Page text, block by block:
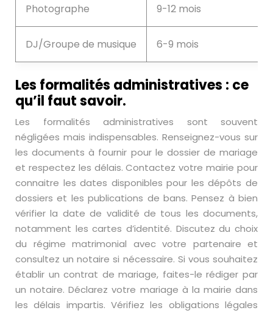
Photographe 9-12 mois
DJ/Groupe de musique 6-9 mois
Les formalités administratives : ce
qu’il faut savoir.
Les formalités administratives sont souvent
négligées mais indispensables. Renseignez-vous sur
les documents à fournir pour le dossier de mariage
et respectez les délais. Contactez votre mairie pour
connaitre les dates disponibles pour les dépôts de
dossiers et les publications de bans. Pensez à bien
vérifier la date de validité de tous les documents,
notamment les cartes d’identité. Discutez du choix
du régime matrimonial avec votre partenaire et
consultez un notaire si nécessaire. Si vous souhaitez
établir un contrat de mariage, faites-le rédiger par
un notaire. Déclarez votre mariage à la mairie dans
les délais impartis. Vérifiez les obligations légales